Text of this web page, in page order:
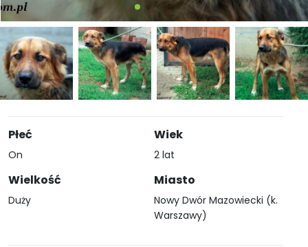
Płeć
On
Wielkość
Duży
Wiek
2 lat
Miasto
Nowy Dwór Mazowiecki (k.
Warszawy)